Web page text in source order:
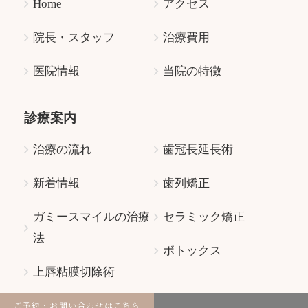
Home
院長・スタッフ
医院情報
アクセス
治療費用
当院の特徴
診療案内
治療の流れ
新着情報
ガミースマイルの治療
法
上唇粘膜切除術
歯冠長延長術
歯列矯正
セラミック矯正
ボトックス
ご予約・お問い合わせはこちら